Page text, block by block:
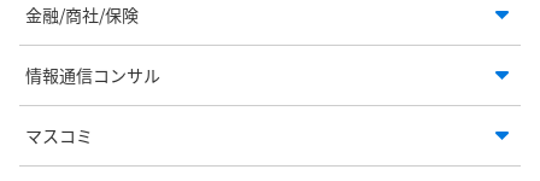
金融/商社/保険
情報通信コンサル
マスコミ